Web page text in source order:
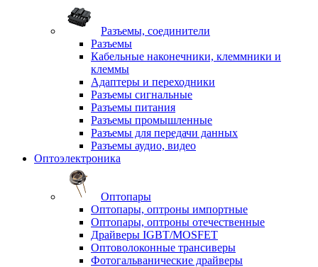
Разъемы, соединители
Разъемы
Кабельные наконечники, клеммники и
клеммы
Адаптеры и переходники
Разъемы сигнальные
Разъемы питания
Разъемы промышленные
Разъемы для передачи данных
Разъемы аудио, видео
Оптоэлектроника
Оптопары
Оптопары, оптроны импортные
Оптопары, оптроны отечественные
Драйверы IGBT/MOSFET
Оптоволоконные трансиверы
Фотогальванические драйверы